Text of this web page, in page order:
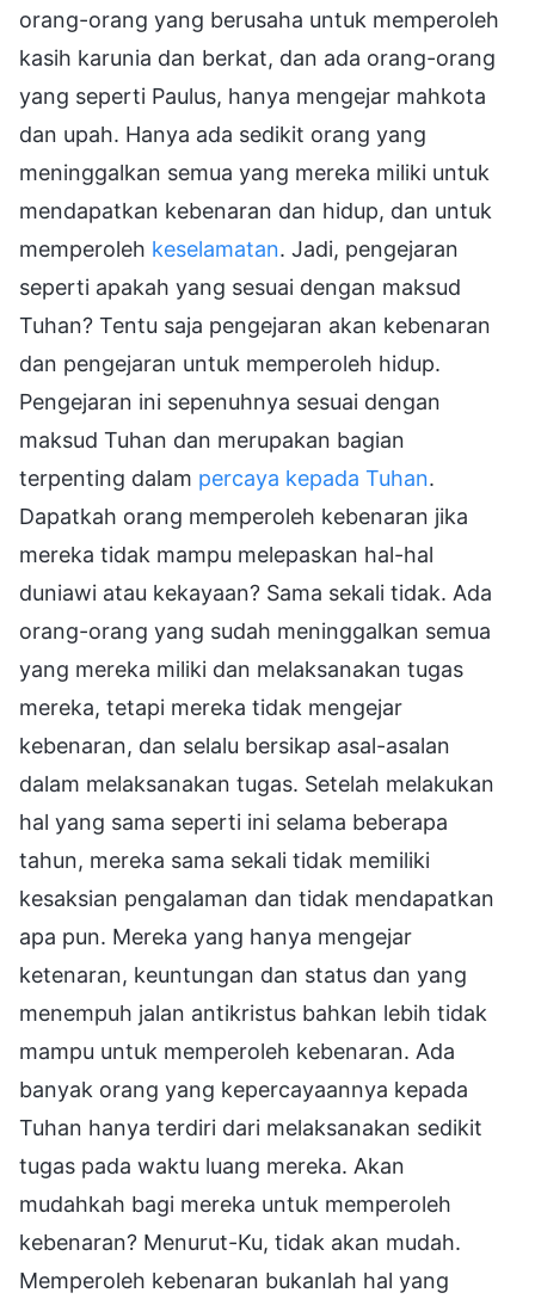
orang-orang yang berusaha untuk memperoleh
kasih karunia dan berkat, dan ada orang-orang
yang seperti Paulus, hanya mengejar mahkota
dan upah. Hanya ada sedikit orang yang
meninggalkan semua yang mereka miliki untuk
mendapatkan kebenaran dan hidup, dan untuk
memperoleh keselamatan. Jadi, pengejaran
seperti apakah yang sesuai dengan maksud
Tuhan? Tentu saja pengejaran akan kebenaran
dan pengejaran untuk memperoleh hidup.
Pengejaran ini sepenuhnya sesuai dengan
maksud Tuhan dan merupakan bagian
terpenting dalam percaya kepada Tuhan.
Dapatkah orang memperoleh kebenaran jika
mereka tidak mampu melepaskan hal-hal
duniawi atau kekayaan? Sama sekali tidak. Ada
orang-orang yang sudah meninggalkan semua
yang mereka miliki dan melaksanakan tugas
mereka, tetapi mereka tidak mengejar
kebenaran, dan selalu bersikap asal-asalan
dalam melaksanakan tugas. Setelah melakukan
hal yang sama seperti ini selama beberapa
tahun, mereka sama sekali tidak memiliki
kesaksian pengalaman dan tidak mendapatkan
apa pun. Mereka yang hanya mengejar
ketenaran, keuntungan dan status dan yang
menempuh jalan antikristus bahkan lebih tidak
mampu untuk memperoleh kebenaran. Ada
banyak orang yang kepercayaannya kepada
Tuhan hanya terdiri dari melaksanakan sedikit
tugas pada waktu luang mereka. Akan
mudahkah bagi mereka untuk memperoleh
kebenaran? Menurut-Ku, tidak akan mudah.
Memperoleh kebenaran bukanlah hal yang